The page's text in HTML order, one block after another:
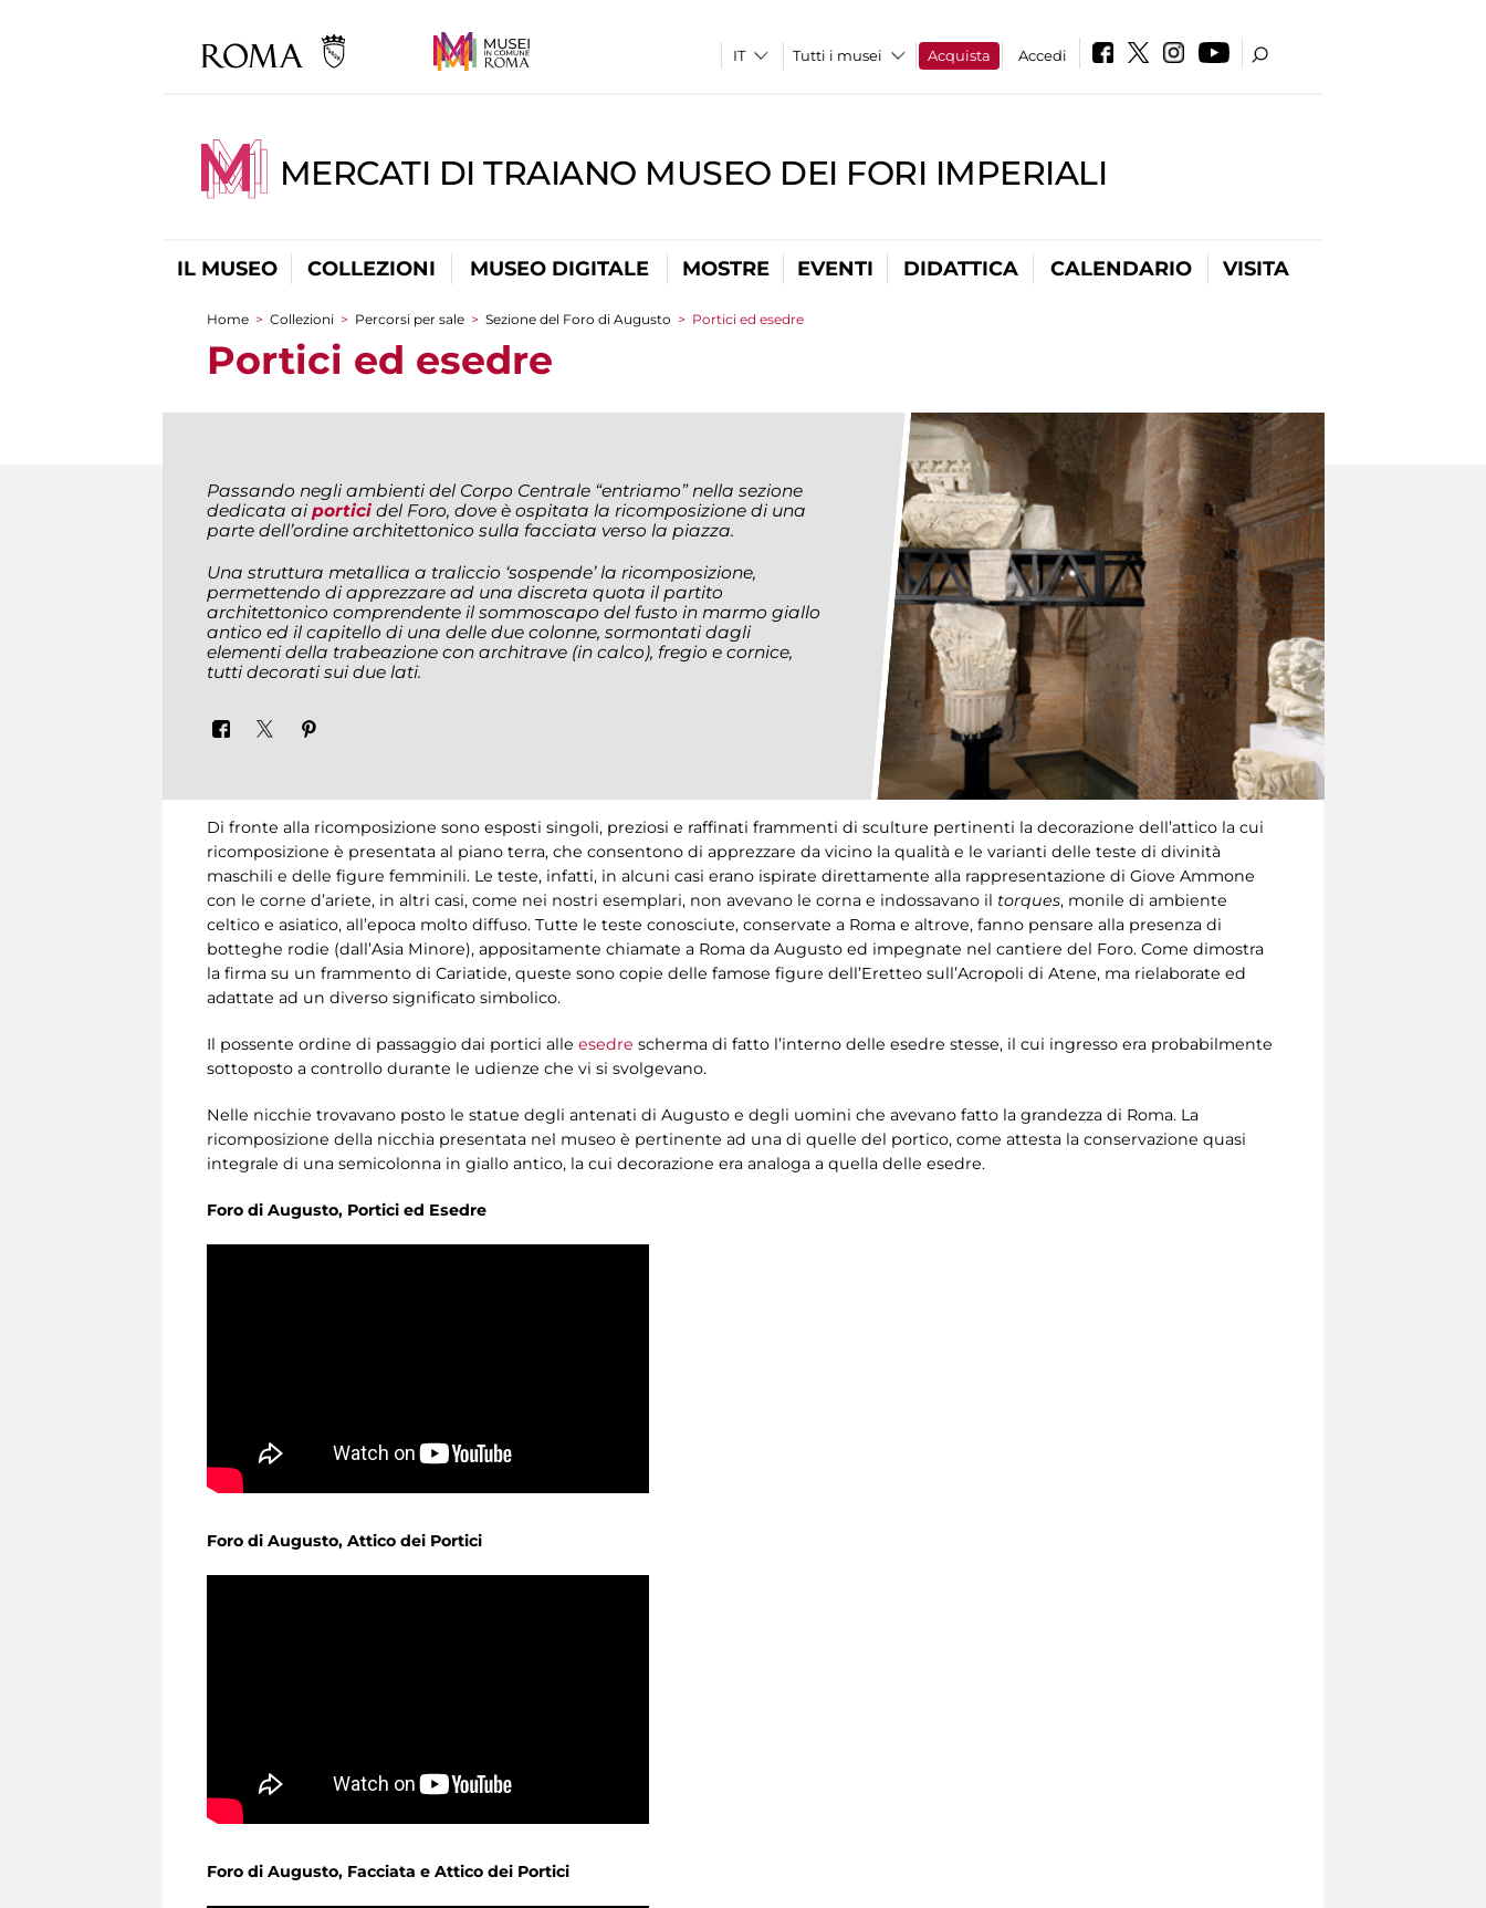
Tutti i musei Acquista Accedi
MERCATI DI TRAIANO MUSEO DEI FORI IMPERIALI
IL MUSEO COLLEZIONI MUSEO DIGITALE MOSTRE EVENTI DIDATTICA CALENDARIO VISITA
Tu sei qui
Home > Collezioni > Percorsi per sale > Sezione del Foro di Augusto > Portici ed esedre
Portici ed esedre
Passando negli ambienti del Corpo Centrale “entriamo” nella sezione
dedicata ai portici del Foro, dove è ospitata la ricomposizione di una
parte dell’ordine architettonico sulla facciata verso la piazza.
Una struttura metallica a traliccio ‘sospende’ la ricomposizione,
permettendo di apprezzare ad una discreta quota il partito
architettonico comprendente il sommoscapo del fusto in marmo giallo
antico ed il capitello di una delle due colonne, sormontati dagli
elementi della trabeazione con architrave (in calco), fregio e cornice,
tutti decorati sui due lati.
Di fronte alla ricomposizione sono esposti singoli, preziosi e raffinati frammenti di sculture pertinenti la decorazione dell’attico la cui
ricomposizione è presentata al piano terra, che consentono di apprezzare da vicino la qualità e le varianti delle teste di divinità
maschili e delle figure femminili. Le teste, infatti, in alcuni casi erano ispirate direttamente alla rappresentazione di Giove Ammone
con le corne d’ariete, in altri casi, come nei nostri esemplari, non avevano le corna e indossavano il torques, monile di ambiente
celtico e asiatico, all’epoca molto diffuso. Tutte le teste conosciute, conservate a Roma e altrove, fanno pensare alla presenza di
botteghe rodie (dall’Asia Minore), appositamente chiamate a Roma da Augusto ed impegnate nel cantiere del Foro. Come dimostra
la firma su un frammento di Cariatide, queste sono copie delle famose figure dell’Eretteo sull’Acropoli di Atene, ma rielaborate ed
adattate ad un diverso significato simbolico.
Il possente ordine di passaggio dai portici alle esedre scherma di fatto l’interno delle esedre stesse, il cui ingresso era probabilmente
sottoposto a controllo durante le udienze che vi si svolgevano.
Nelle nicchie trovavano posto le statue degli antenati di Augusto e degli uomini che avevano fatto la grandezza di Roma. La
ricomposizione della nicchia presentata nel museo è pertinente ad una di quelle del portico, come attesta la conservazione quasi
integrale di una semicolonna in giallo antico, la cui decorazione era analoga a quella delle esedre.
Foro di Augusto, Portici ed Esedre
Foro di Augusto, Attico dei Portici
Foro di Augusto, Facciata e Attico dei Portici